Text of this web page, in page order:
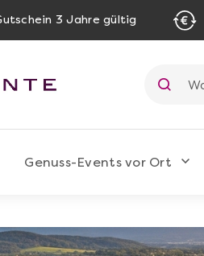
3 Jahre gültig
Genuss-Events vor Ort